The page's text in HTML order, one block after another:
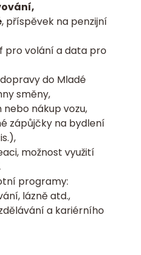
, příspěvek na penzijní
pro volání a data pro
do Mladé
směny,
nákup vozu,
zápůjčky na bydlení
možnost využití
programy:
lázně atd.,
a kariérního